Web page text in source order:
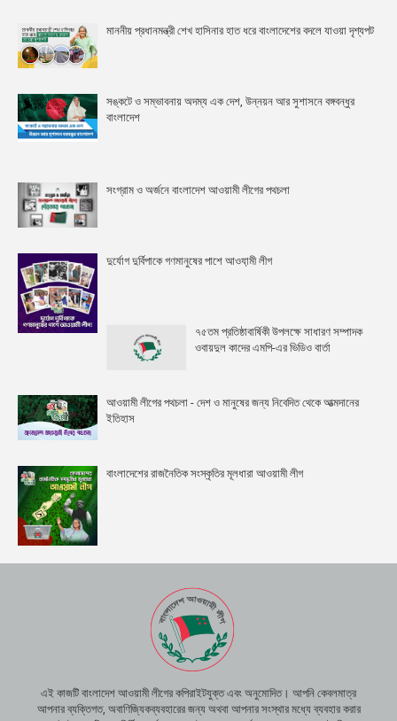
মাননীয় প্রধানমন্ত্রী শেখ হাসিনার হাত ধরে বাংলাদেশের বদলে যাওয়া দৃশ্যপট
সঙ্কটে ও সম্ভাবনায় অদম্য এক দেশ, উন্নয়ন আর সুশাসনে বঙ্গবন্ধুর
বাংলাদেশ
সংগ্রাম ও অর্জনে বাংলাদেশ আওয়ামী লীগের পথচলা
দুর্যোগ দুর্বিপাকে গণমানুষের পাশে আওযা়মী লীগ
৭৫তম প্রতিষ্ঠাবার্ষিকী উপলক্ষে সাধারণ সম্পাদক
ওবায়দুল কাদের এমপি-এর ভিডিও বার্তা
আওয়ামী লীগের পথচলা - দেশ ও মানুষের জন্য নিবেদিত থেকে আত্মদানের
ইতিহাস
বাংলাদেশের রাজনৈতিক সংস্কৃতির মূলধারা আওয়ামী লীগ
এই কাজটি বাংলাদেশ আওয়ামী লীগের কপিরাইটযুক্ত এবং অনুমোদিত। আপনি কেবলমাত্র
আপনার ব্যক্তিগত, অবাণিজ্যিকব্যবহারের জন্য অথবা আপনার সংস্থার মধ্যে ব্যবহার করার